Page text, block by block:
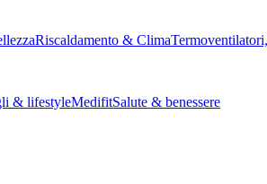
Riscaldamento & Clima
& lifestyleMedifitSalute & benessere